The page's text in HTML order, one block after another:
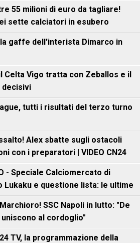
55 milioni di euro da tagliare!
sette calciatori in esubero
gaffe dell'interista Dimarco in
Celta Vigo tratta con Zeballos e il
decisivi
tutti i risultati del terzo turno
Alex sbatte sugli ostacoli
con i preparatori | VIDEO CN24
- Speciale Calciomercato di
Lukaku e questione lista: le ultime
SSC Napoli in lutto: "De
al cordoglio"
TV, la programmazione della